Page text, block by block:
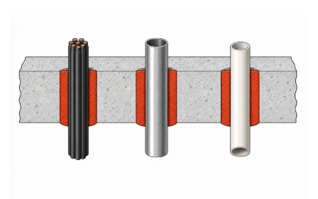
Causas,
Tipos
y
Protección